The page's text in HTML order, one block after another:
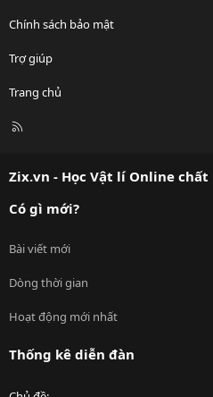
Chính sách bảo mật
Trợ giúp
Trang chủ
R
Zix.vn - Học Vật lí Online
Có gì mới?
Bài viết mới
Dòng thời gian
Hoạt động mới nhất
Thống kê diễn đàn